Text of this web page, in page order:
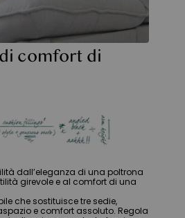
comfort di
dall’eleganza di una poltrona
girevole e al comfort di una
che sostituisce tre sedie,
e comfort assoluto. Regola